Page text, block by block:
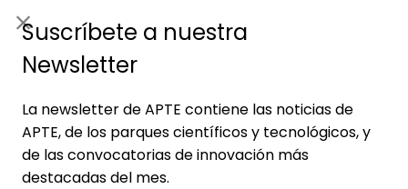
Suscríbete a nuestra
Newsletter
La newsletter de APTE contiene las noticias de
APTE, de los parques científicos y tecnológicos, y
de las convocatorias de innovación más
destacadas del mes.